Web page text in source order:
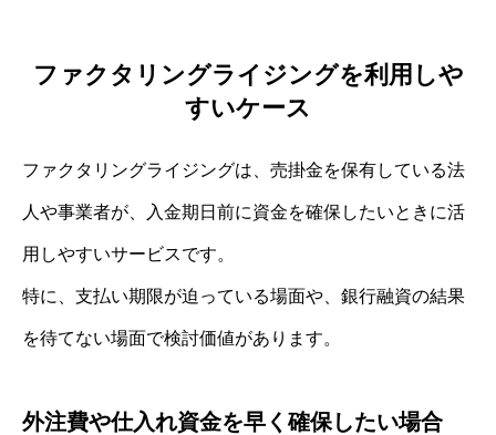
ファクタリングライジングを利用しや
すいケース
ファクタリングライジングは、売掛金を保有している法
人や事業者が、入金期日前に資金を確保したいときに活
用しやすいサービスです。
特に、支払い期限が迫っている場面や、銀行融資の結果
を待てない場面で検討価値があります。
外注費や仕入れ資金を早く確保したい場合